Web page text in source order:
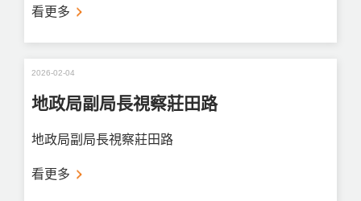
看更多
2026-02-04
地政局副局長視察莊田路
地政局副局長視察莊田路
看更多